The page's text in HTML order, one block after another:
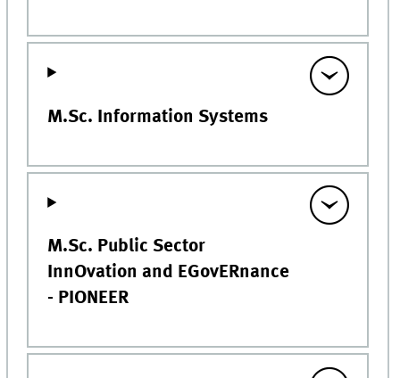
M.Sc. Information Systems
M.Sc. Public Sector
InnOvation and EGovERnance
- PIONEER